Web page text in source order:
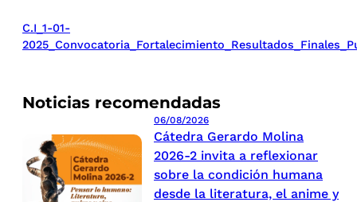
Noticias recomendadas
06/08/2026
Cátedra Gerardo Molina
2026-2 invita a reflexionar
sobre la condición humana
desde la literatura, el anime y
C.I_1-01-